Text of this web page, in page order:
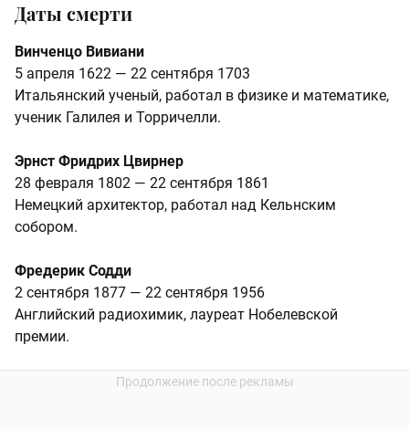
Даты смерти
Винченцо Вивиани
5 апреля 1622 — 22 сентября 1703
Итальянский ученый, работал в физике и математике,
ученик Галилея и Торричелли.
Эрнст Фридрих Цвирнер
28 февраля 1802 — 22 сентября 1861
Немецкий архитектор, работал над Кельнским
собором.
Фредерик Содди
2 сентября 1877 — 22 сентября 1956
Английский радиохимик, лауреат Нобелевской
премии.